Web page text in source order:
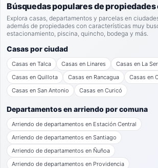
Búsquedas populares de propiedades
Explora casas, departamentos y parcelas en
además de propiedades con características muy
estacionamiento, piscina, quincho, bodega y más.
Casas por ciudad
Casas en Talca Casas en Linares
Casas en La
Casas en Quillota
Casas en Rancagua
Casas en
Casas en San Antonio
Casas en Curicó
Departamentos en arriendo por comuna
Arriendo de departamentos en Estación Central
Arriendo de departamentos en Santiago
Arriendo de departamentos en Ñuñoa
Arriendo de departamentos en Providencia